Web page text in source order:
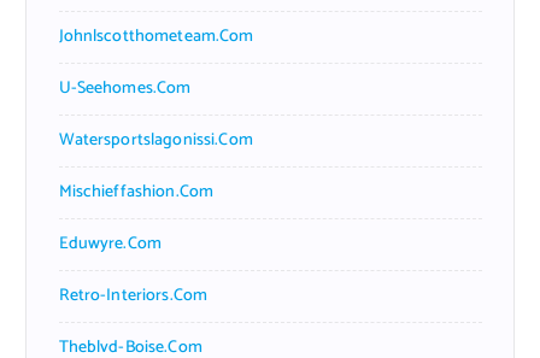
Johnlscotthometeam.com
U-Seehomes.com
Watersportslagonissi.com
Mischieffashion.com
Eduwyre.com
Retro-Interiors.com
Theblvd-Boise.com